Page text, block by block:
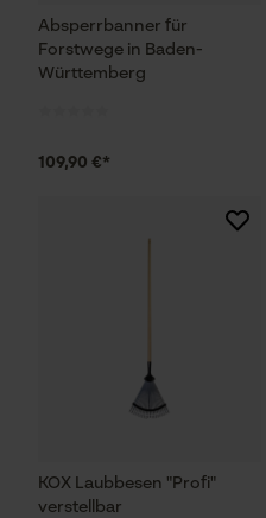
Absperrbanner für
Forstwege in Baden-
Württemberg
109,90 €*
KOX Laubbesen "Profi"
verstellbar